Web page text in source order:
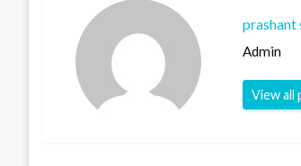
prashant
Admin
View all